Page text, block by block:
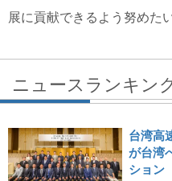
展に貢献できるよう努めた
ニュースランキン
台湾高
が台湾
ション